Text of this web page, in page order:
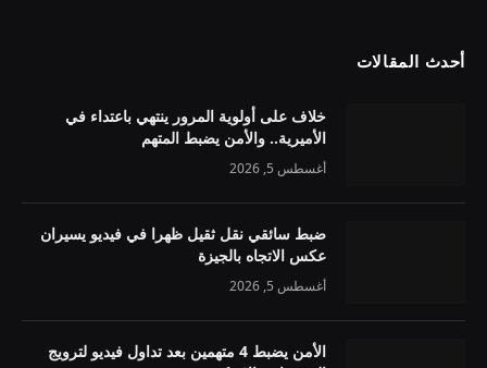
أحدث المقالات
خلاف على أولوية المرور ينتهي باعتداء في
الأميرية.. والأمن يضبط المتهم
أغسطس 5, 2026
ضبط سائقي نقل ثقيل ظهرا في فيديو يسيران
عكس الاتجاه بالجيزة
أغسطس 5, 2026
الأمن يضبط 4 متهمين بعد تداول فيديو لترويج